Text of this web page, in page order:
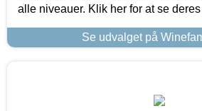
alle niveauer. Klik her for at se
Se udvalget på